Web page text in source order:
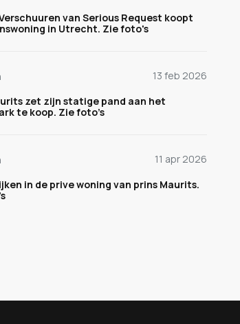
van Serious Request koopt
in Utrecht. Zie foto's
13 feb 2026
zet zijn statige pand aan het
te koop. Zie foto’s
11 apr 2026
in de prive woning van prins Maurits.